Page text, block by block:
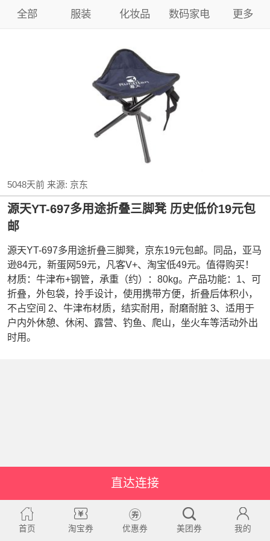
全部 服装 化妆品 数码家电 更多
5048天前来源: 京东
源天YT-697多用途折叠三脚凳 历史低价19元包
邮
源天YT-697多用途折叠三脚凳，京东19元包邮。同品，亚马
逊84元，新蛋网59元，凡客V+、淘宝低49元。值得购买！
材质：牛津布+钢管，承重（约）：80kg。产品功能：1、可
折叠，外包袋，拎手设计，使用携带方便，折叠后体积小，
不占空间 2、牛津布材质，结实耐用，耐磨耐脏 3、适用于
户内外休憩、休闲、露营、钓鱼、爬山，坐火车等活动外出
时用。
直达连接
首页 淘宝券 优惠券 美团券 我的